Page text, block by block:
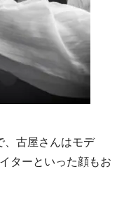
古屋さんはモデ
ターといった顔もお